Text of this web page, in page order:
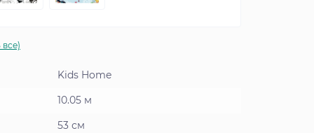
Kids Home
10.05 м
53 см